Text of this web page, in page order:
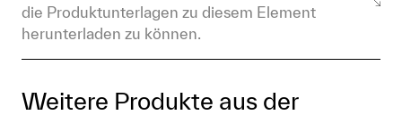
die Produktunterlagen zu diesem Element
herunterladen zu können.
Weitere Produkte aus der